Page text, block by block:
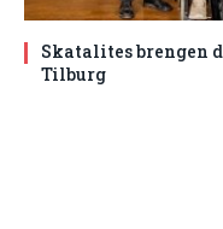
Skatalites brengen
Tilburg